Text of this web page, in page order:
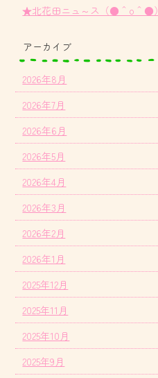
★北花田ニュ～ス（●＾o＾●）
アーカイブ
2026年8月
2026年7月
2026年6月
2026年5月
2026年4月
2026年3月
2026年2月
2026年1月
2025年12月
2025年11月
2025年10月
2025年9月